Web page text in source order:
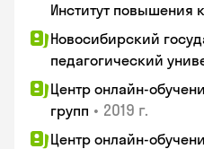
Институт повышения
Новосибирский
педагогический
Центр онлайн-
групп • 2019 г.
Центр онлайн-